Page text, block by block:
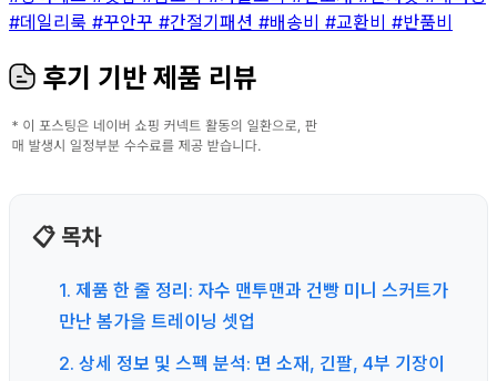
#데일리룩 #꾸안꾸 #간절기패션 #배송비 #교환비 #반품비
후기 기반 제품 리뷰
📋 목차
1. 제품 한 줄 정리: 자수 맨투맨과 건빵 미니 스커트가
만난 봄가을 트레이닝 셋업
2. 상세 정보 및 스펙 분석: 면 소재, 긴팔, 4부 기장이